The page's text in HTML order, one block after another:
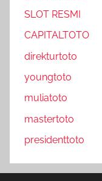
SLOT RESMI
CAPITALTOTO
direkturtoto
youngtoto
muliatoto
mastertoto
presidenttoto